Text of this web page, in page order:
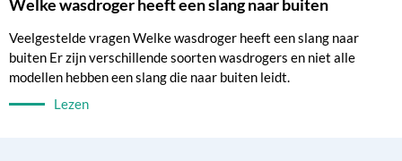
Welke wasdroger heeft een slang naar buiten
Veelgestelde vragen Welke wasdroger heeft een slang naar
buiten Er zijn verschillende soorten wasdrogers en niet alle
modellen hebben een slang die naar buiten leidt.
Lezen